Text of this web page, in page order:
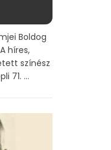
Boldog
híres,
színész
71. ...